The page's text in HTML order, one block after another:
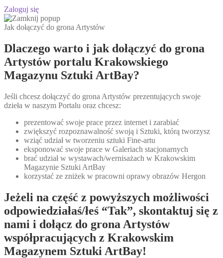
Zaloguj się
Jak dołączyć do grona Artystów
Dlaczego warto i jak dołączyć do grona
Artystów portalu Krakowskiego
Magazynu Sztuki ArtBay?
Jeśli chcesz dołączyć do grona Artystów prezentujących swoje
dzieła w naszym Portalu oraz chcesz:
prezentować swoje prace przez internet i zarabiać
zwiększyć rozpoznawalność swoją i Sztuki, którą tworzysz
wziąć udział w tworzeniu sztuki Fine-artu
eksponować swoje prace w Galeriach stacjonarnych
brać udział w wystawach/wernisażach w Krakowskim
Magazynie Sztuki ArtBay
korzystać ze zniżek w pracowni oprawy obrazów Hergon
Jeżeli na część z powyższych możliwości
odpowiedziałaś/łeś “Tak”, skontaktuj się z
nami i dołącz do grona Artystów
współpracujących z Krakowskim
Magazynem Sztuki ArtBay!